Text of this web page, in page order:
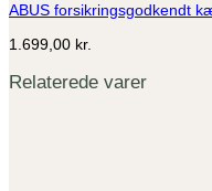
ABUS forsikringsgodkendt
1.699,00 kr.
Relaterede varer